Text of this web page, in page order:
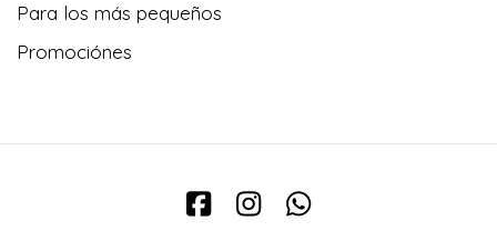
Para los más pequeños
Promociónes